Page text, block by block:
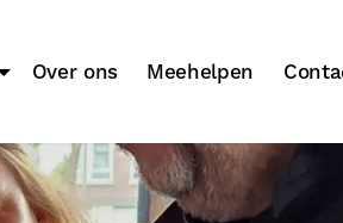
Over ons Meehelpen